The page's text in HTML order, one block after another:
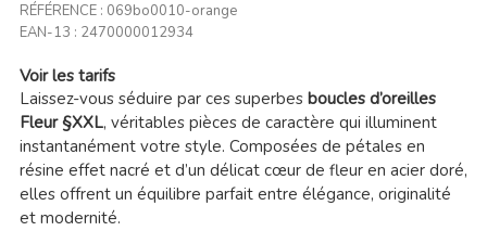
RÉFÉRENCE : 069bo0010-orange
EAN-13 : 2470000012934
Voir les tarifs
Laissez-vous séduire par ces superbes boucles d’oreilles
Fleur §XXL, véritables pièces de caractère qui illuminent
instantanément votre style. Composées de pétales en
résine effet nacré et d’un délicat cœur de fleur en acier doré,
elles offrent un équilibre parfait entre élégance, originalité
et modernité.